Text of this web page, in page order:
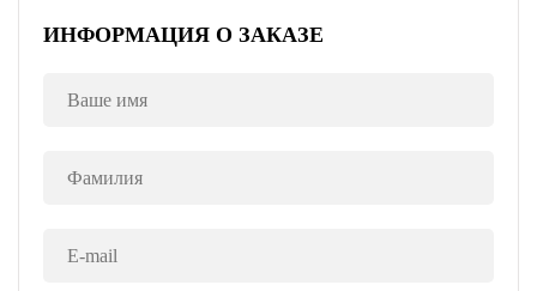
ИНФОРМАЦИЯ О ЗАКАЗЕ